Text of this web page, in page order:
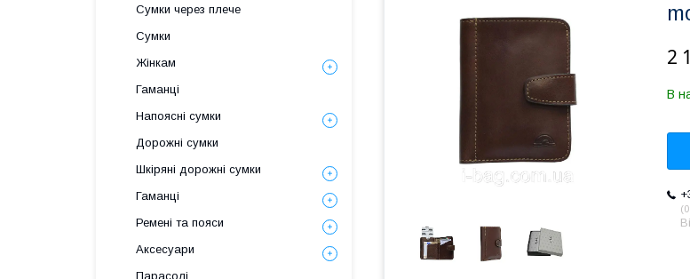
2
В
Сумки через плече
Сумки
Жінкам
Гаманці
Напоясні сумки
Дорожні сумки
Шкіряні дорожні сумки
Гаманці
Ремені та пояси
Аксесуари
Парасолі